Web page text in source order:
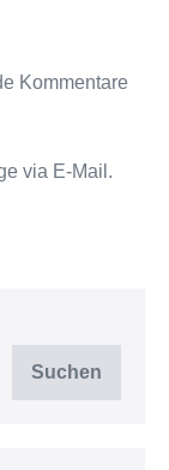
Kommentare
via E-Mail.
Suchen